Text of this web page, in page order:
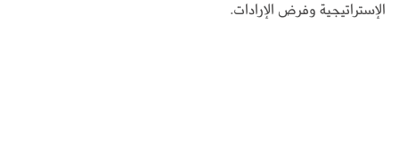
الإستراتيجية وفرض الإرادات.